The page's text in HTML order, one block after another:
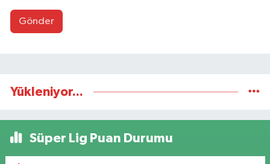
Gönder
Yükleniyor...
Süper Lig Puan Durumu